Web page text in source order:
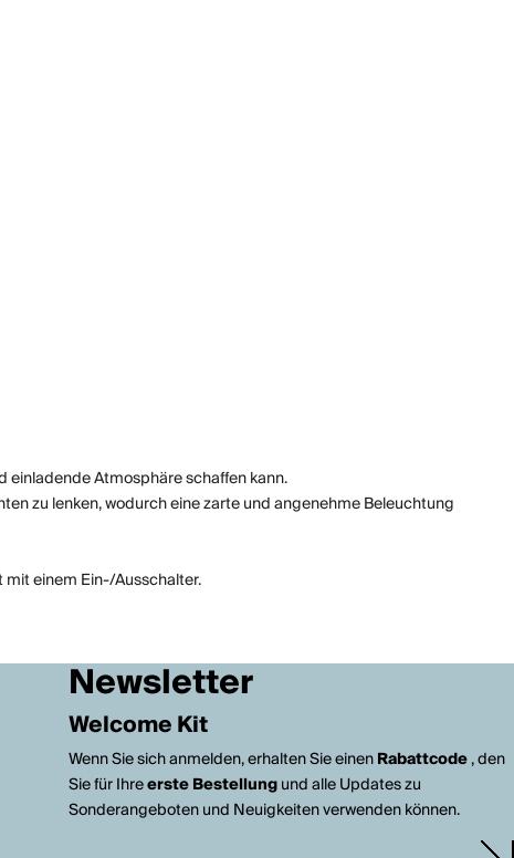
einladende Atmosphäre schaffen kann.
zu lenken, wodurch eine zarte und angenehme Beleuchtung
einem Ein-/Ausschalter.
Newsletter
Welcome Kit
Wenn Sie sich anmelden, erhalten Sie einenRabattcode, den
Sie für Ihreerste Bestellungund alle Updates zu
Sonderangeboten und Neuigkeiten verwenden können.